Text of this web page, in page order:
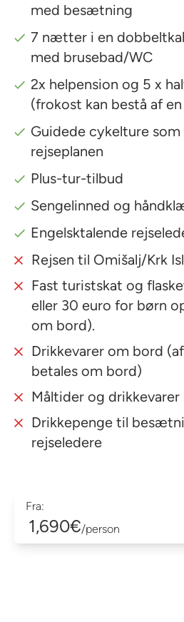
med besætning
7 nætter i en
med brusebad/WC
2x helpension og 5 x
(frokost kan bestå af
Guidede cykelture
rejseplanen
Plus-tur-tilbud
Sengelinned og
Engelsktalende
Rejsen til Omišalj/Krk
Fast turistskat og
eller 30 euro for børn
om bord).
Drikkevarer om bord
betales om bord)
Måltider og drikkevarer
Drikkepenge til
rejseledere
Fra:
1,690€/person